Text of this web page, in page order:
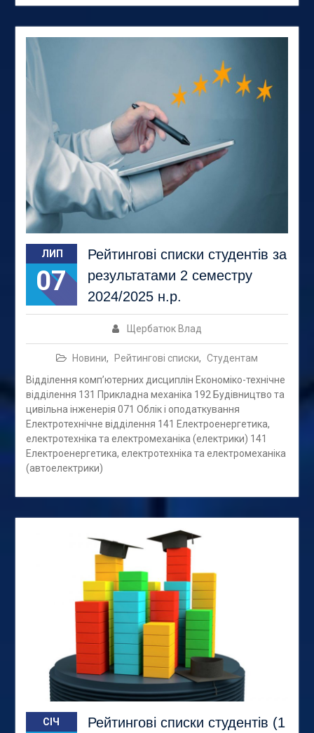
ЛИП
07
Рейтингові списки студентів за
результатами 2 семестру
2024/2025 н.р.
Щербатюк Влад
Новини, Рейтингові списки, Студентам
Відділення комп’ютерних дисциплін Економіко-технічне
відділення 131 Прикладна механіка 192 Будівництво та
цивільна інженерія 071 Облік і оподаткування
Електротехнічне відділення 141 Електроенергетика,
електротехніка та електромеханіка (електрики) 141
Електроенергетика, електротехніка та електромеханіка
(автоелектрики)
СІЧ
Рейтингові списки студентів (1